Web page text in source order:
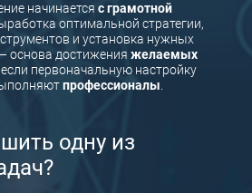
кампаний
начинается с грамотной
оптимальной стратегии,
и установка нужных
основа достижения желаемых
если первоначальную настройку
профессионалы
одну из